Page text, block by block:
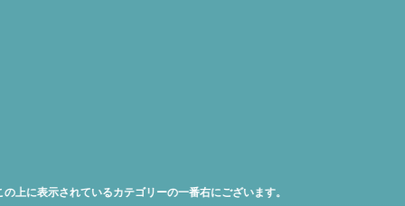
れているカテゴリーの一番右にございます。